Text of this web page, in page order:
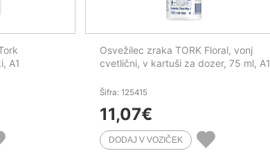
A1
Osvežilec zraka TORK Floral, vonj
cvetlični, v kartuši za dozer, 75 ml, A1
Šifra: 125415
11,07€